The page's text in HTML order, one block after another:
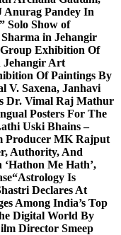
Anurag Pandey In
Solo Show of
in Jehangir
Exhibition Of
Jehangir Art
Of Paintings By
V. Saxena, Janhavi
Dr. Vimal Raj Mathur
Posters For The
Uski Bhains –
Producer MK Rajput
Authority, And
Me Hath’,
“Astrology Is
Declares At
Among India’s Top
Digital World By
Director Smeep